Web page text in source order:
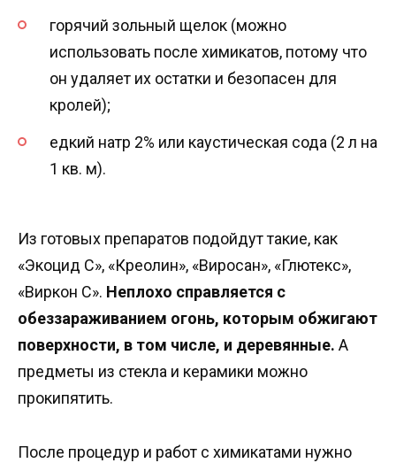
горячий зольный щелок (можно
использовать после химикатов, потому что
он удаляет их остатки и безопасен для
кролей);
едкий натр 2% или каустическая сода (2 л на
1 кв. м).
Из готовых препаратов подойдут такие, как
«Экоцид С», «Креолин», «Виросан», «Глютекс»,
«Виркон С». Неплохо справляется с
обеззараживанием огонь, которым обжигают
поверхности, в том числе, и деревянные. А
предметы из стекла и керамики можно
прокипятить.
После процедур и работ с химикатами нужно